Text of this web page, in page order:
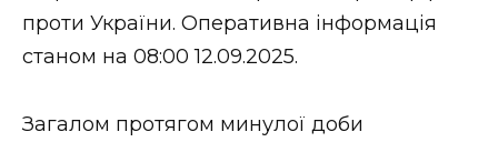
Втрачений Ужгород (відеоверсія)
ЗАКАРПАТСЬКІ НОВИНИ
проти України. Оперативна інформація
станом на 08:00 12.09.2025.
Загалом протягом минулої доби